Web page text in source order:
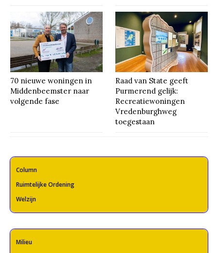
70 nieuwe woningen in
Middenbeemster naar
volgende fase
Raad van State geeft
Purmerend gelijk:
Recreatiewoningen
Vredenburghweg
toegestaan
Column
Ruimtelijke Ordening
Welzijn
Milieu